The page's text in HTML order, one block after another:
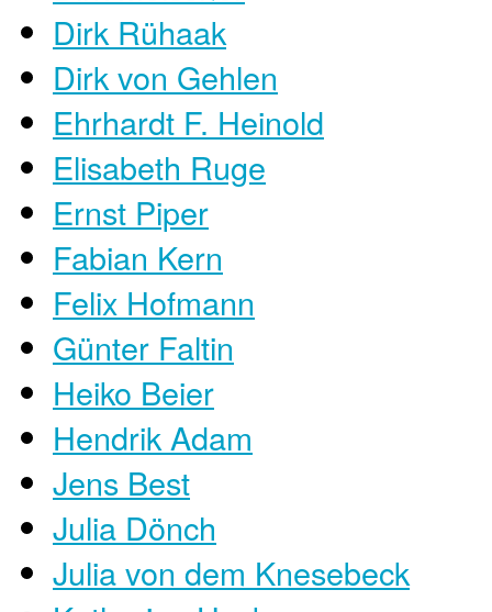
Dirk Rühaak
Dirk von Gehlen
Ehrhardt F. Heinold
Elisabeth Ruge
Ernst Piper
Fabian Kern
Felix Hofmann
Günter Faltin
Heiko Beier
Hendrik Adam
Jens Best
Julia Dönch
Julia von dem Knesebeck